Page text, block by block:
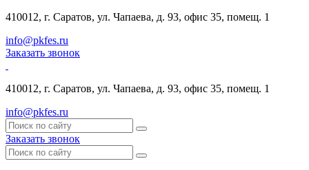
410012, г. Саратов, ул. Чапаева, д. 93, офис 35, помещ. 1
info@pkfes.ru
Заказать звонок
410012, г. Саратов, ул. Чапаева, д. 93, офис 35, помещ. 1
info@pkfes.ru
Заказать звонок